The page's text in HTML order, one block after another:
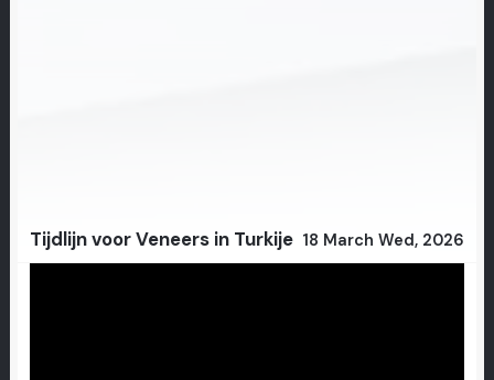
Tijdlijn voor Veneers in Turkije 18 March Wed, 2026